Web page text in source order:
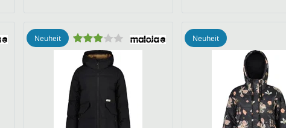
Neuheit Neuheit